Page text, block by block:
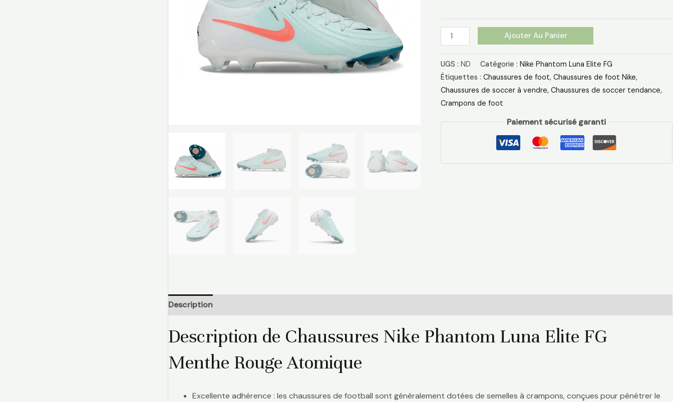
Noir
Cassé
Ajouter Au Panier
UGS : ND Catégorie : Nike Phantom Luna Elite FG
Étiquettes : Chaussures de foot, Chaussures de foot Nike,
Chaussures de soccer à vendre, Chaussures de soccer tendance,
Crampons de foot
Paiement sécurisé garanti
Description
Description de Chaussures Nike Phantom Luna Elite FG
Menthe Rouge Atomique
Excellente adhérence : les chaussures de football sont généralement dotées de semelles à crampons, conçues pour pénétrer le